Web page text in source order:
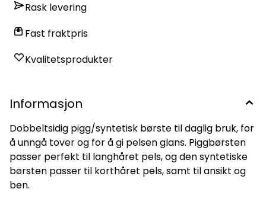
Rask levering
Fast fraktpris
Kvalitetsprodukter
Informasjon
Dobbeltsidig pigg/syntetisk børste til daglig bruk, for
å unngå tover og for å gi pelsen glans. Piggbørsten
passer perfekt til langhåret pels, og den syntetiske
børsten passer til korthåret pels, samt til ansikt og
ben.